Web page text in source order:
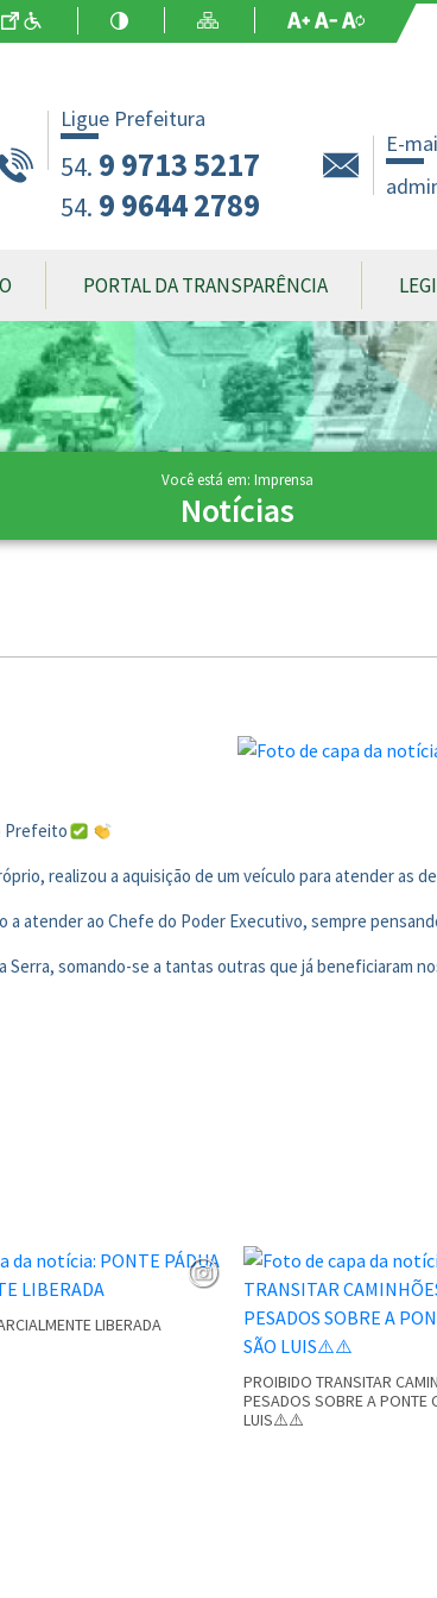
Ir para o Conteúdo
AcessibilidadeAlto ContrasteMapa do Site
Ligue Prefeitura
54. 9 9713 5217
54. 9 9644 2789
E-
PORTAL DA TRANSPARÊNCIA
Você está em: Imprensa
Notícias
Prefeito
realizou a aquisição de um veículo para atender as
a atender ao Chefe do Poder Executivo, sempre
somando-se a tantas outras que já beneficiaram
LIBERADA
PROIBIDO TRANSITAR
PESADOS SOBRE A PONTE
LUIS⚠️⚠️